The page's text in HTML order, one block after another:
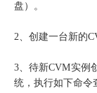
盘）。
2、创建一台新的
3、待新CVM实例
统，执行如下命令